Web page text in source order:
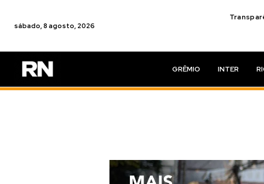
sábado, 8 agosto, 2026
GRÊMIO INTER